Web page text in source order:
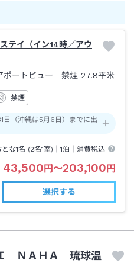
テイ（イン14時／アウ
ポートビュー 禁煙 27.8平米
禁煙
（沖縄は5月6日）までに出
とな1名 (2名1室)｜1泊 ｜消費税込
43,500 円 〜203,100 円
選択する
ＮＡＨＡ 琉球温